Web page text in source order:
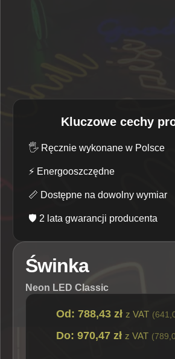
Kluczowe cechy
🖐️ Ręcznie wykonane w Polsce
⚡ Energooszczędne
📏 Dostępne na dowolny wymiar
🛡️ 2 lata gwarancji producenta
Świnka
Neon LED Classic
Od: 788,43 zł z VAT
Do: 970,47 zł z VAT